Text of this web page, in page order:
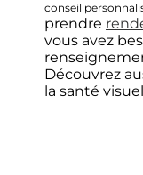
conseil
prendre
vous avez
Découvrez
la santé